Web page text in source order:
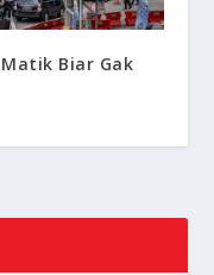
Biar Gak